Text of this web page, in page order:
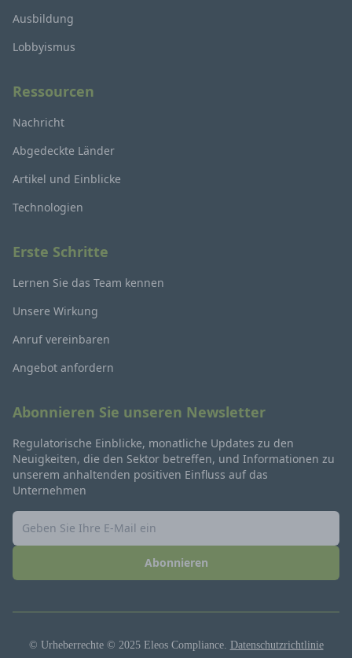
Ausbildung
Lobbyismus
Ressourcen
Nachricht
Abgedeckte Länder
Artikel und Einblicke
Technologien
Erste Schritte
Lernen Sie das Team kennen
Unsere Wirkung
Anruf vereinbaren
Angebot anfordern
Abonnieren Sie unseren Newsletter
Regulatorische Einblicke, monatliche Updates zu den
Neuigkeiten, die den Sektor betreffen, und Informationen zu
unserem anhaltenden positiven Einfluss auf das
Unternehmen
Abonnieren
© Urheberrechte © 2025 Eleos Compliance. Datenschutzrichtlinie